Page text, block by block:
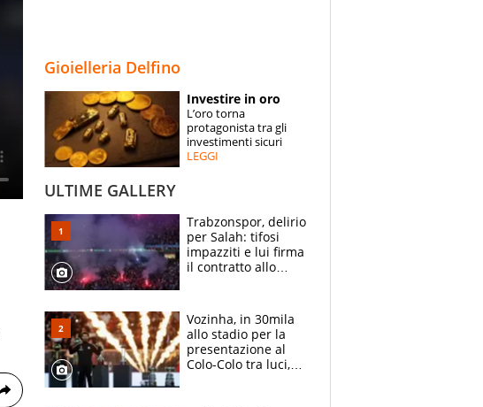
ESPERTI
CONTATTI
Gioielleria Delfino
Investire in oro
L’oro torna
protagonista tra gli
investimenti sicuri
LEGGI
ULTIME GALLERY
Trabzonspor, delirio
per Salah: tifosi
impazziti e lui firma
il contratto allo
Vozinha, in 30mila
allo stadio per la
presentazione al
Colo-Colo tra luci,